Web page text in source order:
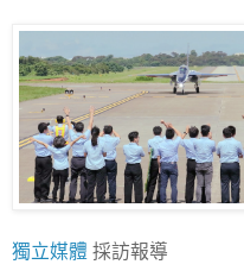
獨立媒體 採訪報導